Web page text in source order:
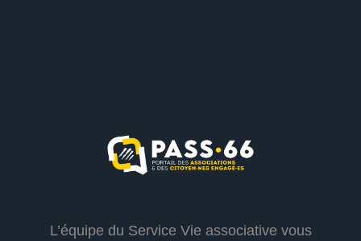
L’équipe du Service Vie associative vous